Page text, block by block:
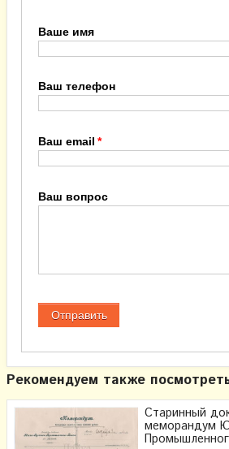
Ваше имя
Ваш телефон
Ваш email
Ваш вопрос
Рекомендуем также
Старинный
меморандум